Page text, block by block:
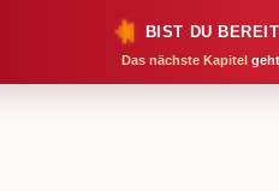
BIST DU
Das nächste Kapitel